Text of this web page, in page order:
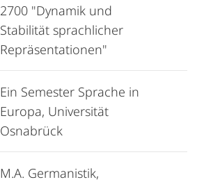
2700 "Dynamik und
Stabilität sprachlicher
Repräsentationen"
Ein Semester Sprache in
Europa, Universität
Osnabrück
M.A. Germanistik,